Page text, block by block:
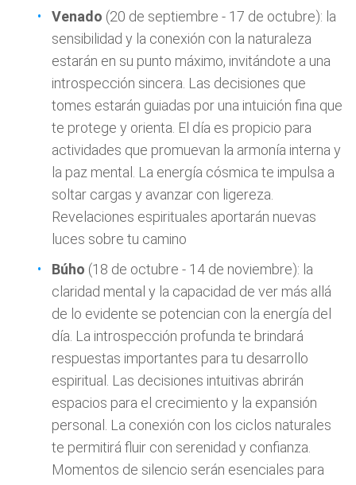
Venado (20 de septiembre - 17 de octubre): la
sensibilidad y la conexión con la naturaleza
estarán en su punto máximo, invitándote a una
introspección sincera. Las decisiones que
tomes estarán guiadas por una intuición fina que
te protege y orienta. El día es propicio para
actividades que promuevan la armonía interna y
la paz mental. La energía cósmica te impulsa a
soltar cargas y avanzar con ligereza.
Revelaciones espirituales aportarán nuevas
luces sobre tu camino
Búho (18 de octubre - 14 de noviembre): la
claridad mental y la capacidad de ver más allá
de lo evidente se potencian con la energía del
día. La introspección profunda te brindará
respuestas importantes para tu desarrollo
espiritual. Las decisiones intuitivas abrirán
espacios para el crecimiento y la expansión
personal. La conexión con los ciclos naturales
te permitirá fluir con serenidad y confianza.
Momentos de silencio serán esenciales para